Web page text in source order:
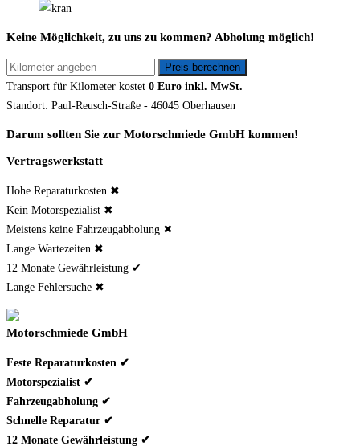
Keine Möglichkeit, zu uns zu kommen? Abholung möglich!
Transport für Kilometer kostet 0 Euro inkl. MwSt.
Standort: Paul-Reusch-Straße - 46045 Oberhausen
Darum sollten Sie zur Motorschmiede GmbH kommen!
Vertragswerkstatt
Hohe Reparaturkosten ✖
Kein Motorspezialist ✖
Meistens keine Fahrzeugabholung ✖
Lange Wartezeiten ✖
12 Monate Gewährleistung ✔
Lange Fehlersuche ✖
Motorschmiede GmbH
Feste Reparaturkosten ✔
Motorspezialist ✔
Fahrzeugabholung ✔
Schnelle Reparatur ✔
12 Monate Gewährleistung ✔